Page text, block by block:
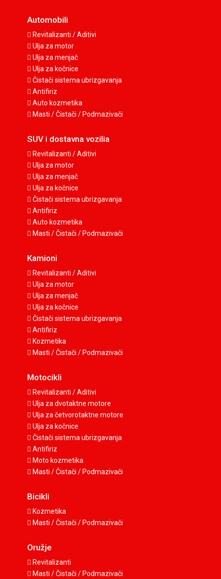
Automobili
Revitalizanti / Aditivi
Ulja za motor
Ulja za menjač
Ulja za kočnice
Čistači sistema ubrizgavanja
Antifiriz
Auto kozmetika
Masti / Čistači / Podmazivači
SUV i dostavna vozilia
Revitalizanti / Aditivi
Ulja za motor
Ulja za menjač
Ulja za kočnice
Čistači sistema ubrizgavanja
Antifiriz
Auto kozmetika
Masti / Čistači / Podmazivači
Kamioni
Revitalizanti / Aditivi
Ulja za motor
Ulja za menjač
Ulja za kočnice
Čistači sistema ubrizgavanja
Antifiriz
Kozmetika
Masti / Čistači / Podmazivači
Motocikli
Revitalizanti / Aditivi
Ulja za dvotaktne motore
Ulja za četvorotaktne motore
Ulja za kočnice
Čistači sistema ubrizgavanja
Antifiriz
Moto kozmetika
Masti / Čistači / Podmazivači
Bicikli
Kozmetika
Masti / Čistači / Podmazivači
Oružje
Revitalizanti
Masti / Čistači / Podmazivači